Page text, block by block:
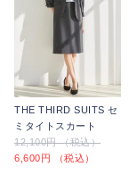
THE THIRD SUITS セ
ミタイトスカート
12,100円 （税込）
6,600円 （税込）